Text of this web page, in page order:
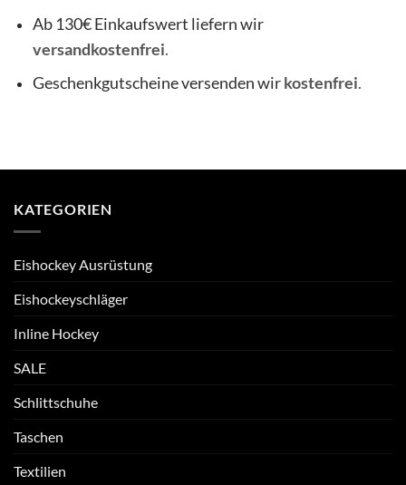
Ab 130€ Einkaufswert liefern wir
versandkostenfrei.
Geschenkgutscheine versenden wirkostenfrei.
KATEGORIEN
Eishockey Ausrüstung
Eishockeyschläger
Inline Hockey
SALE
Schlittschuhe
Taschen
Textilien